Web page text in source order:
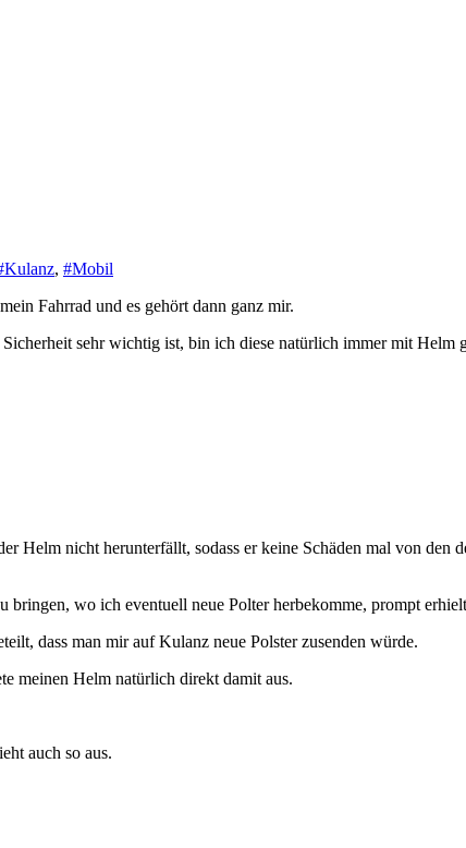
, #Mobil
Fahrrad und es gehört dann ganz mir.
sehr wichtig ist, bin ich diese natürlich immer mit Helm
Helm nicht herunterfällt, sodass er keine Schäden mal von
bringen, wo ich eventuell neue Polter herbekomme, prompt
dass man mir auf Kulanz neue Polster zusenden würde.
meinen Helm natürlich direkt damit aus.
auch so aus.